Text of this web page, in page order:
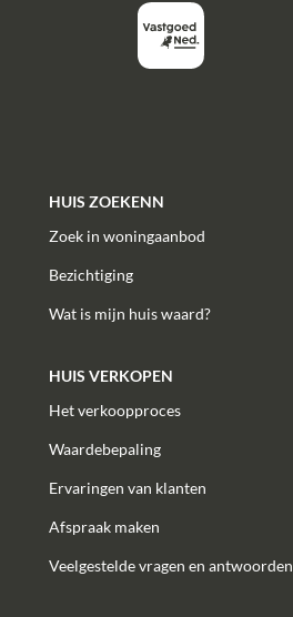
HUIS ZOEKENN
Zoek in woningaanbod
Bezichtiging
Wat is mijn huis waard?
HUIS VERKOPEN
Het verkoopproces
Waardebepaling
Ervaringen van klanten
Afspraak maken
Veelgestelde vragen en antwoorden